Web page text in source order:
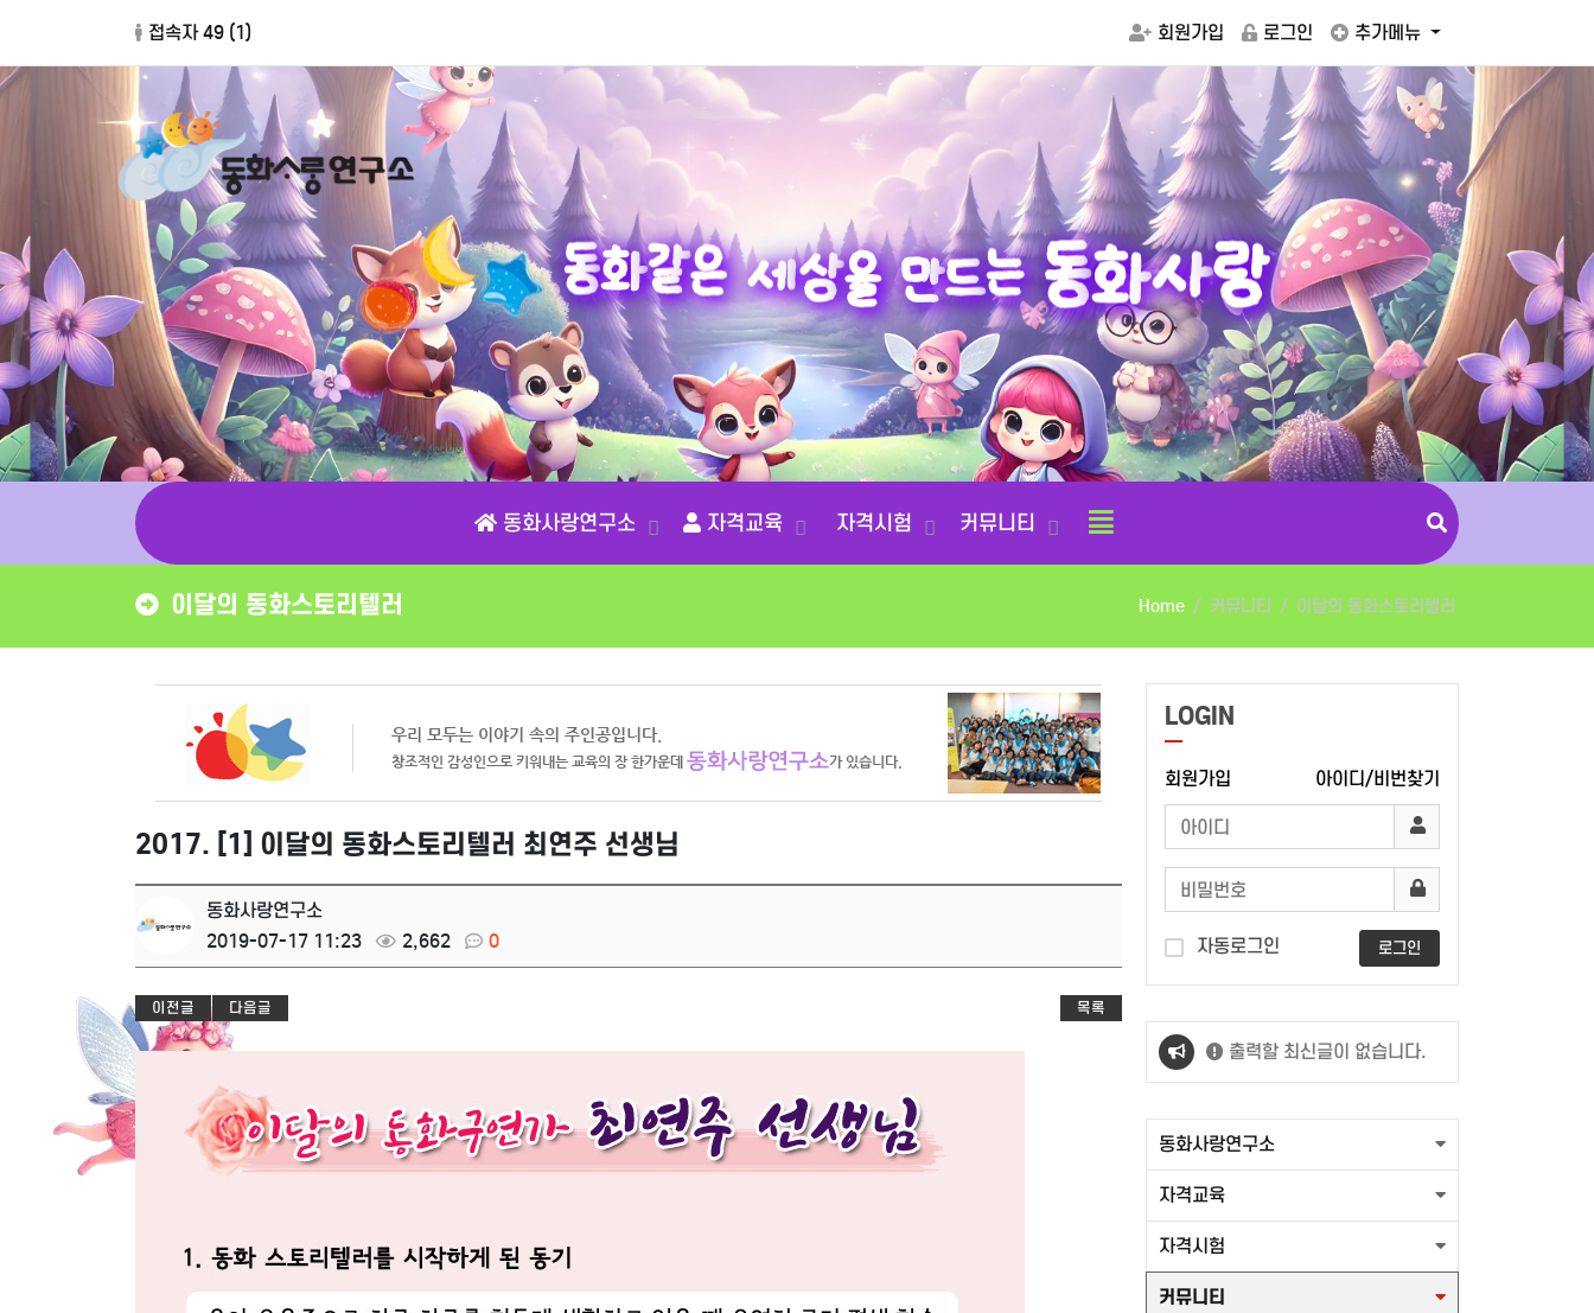
접속자 49 (1) 회원가입 로그인 추가메뉴
동화같은 세상을 만드는 동화사랑
동화사랑연구소 자격교육 자격시험 커뮤니티
이달의 동화스토리텔러 Home 커뮤니티 이달의 동화스토리텔러
2017. [1] 이달의 동화스토리텔러 최연주 선생님
동화사랑연구소
2019-07-17 11:23
2,662 0
이전글 다음글 목록
LOGIN
회원가입 아이디/비번찾기
자동로그인 로그인
출력할 최신글이 없습니다.
동화사랑연구소
자격교육
자격시험
커뮤니티